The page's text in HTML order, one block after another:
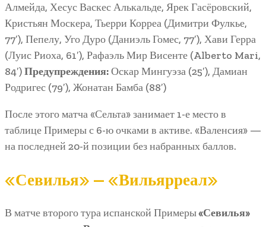
Алмейда, Хесус Васкес Алькальде, Ярек Гасёровский,
Кристьян Москера, Тьерри Корреа (Димитри Фулкье,
77′), Пепелу, Уго Дуро (Даниэль Гомес, 77′), Хави Герра
(Луис Риоха, 61′), Рафаэль Мир Висенте (Alberto Mari,
84′)Предупреждения:Оскар Мингуэза (25′), Дамиан
Родригес (79′), Жонатан Бамба (88′)
После этого матча «Сельта» занимает 1-е место в
таблице Примеры с 6-ю очками в активе. «Валенсия» —
на последней 20-й позиции без набранных баллов.
«Севилья» — «Вильярреал»
В матче второго тура испанской Примеры«Севилья»